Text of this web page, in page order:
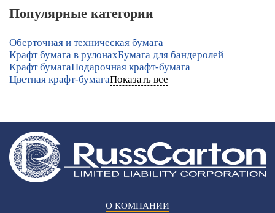
Популярные категории
Оберточная и техническая бумага
Крафт бумага в рулонахБумага для бандеролей
Крафт бумагаПодарочная крафт-бумага
Цветная крафт-бумагаПоказать все
О КОМПАНИИ